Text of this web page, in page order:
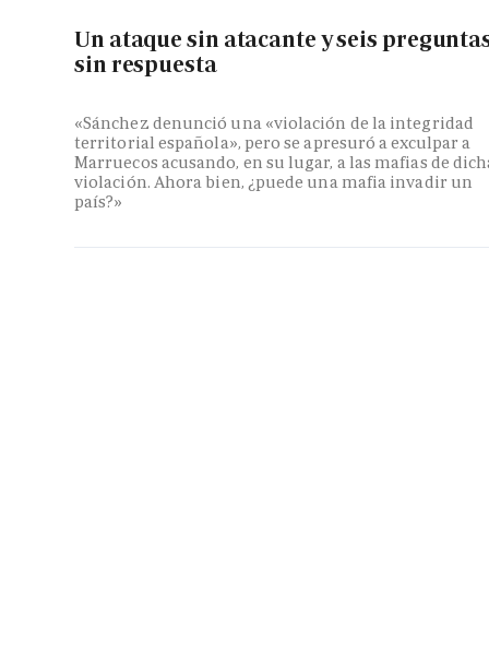
Un ataque sin atacante y seis
sin respuesta
«Sánchez denunció una «violación de la integridad
territorial española», pero se apresuró a exculpar a
Marruecos acusando, en su lugar, a las mafias de
violación. Ahora bien, ¿puede una mafia invadir un
país?»